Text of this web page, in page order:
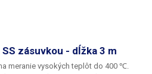
zásuvkou - dĺžka 3 m
meranie vysokých teplôt do 400 ℃.